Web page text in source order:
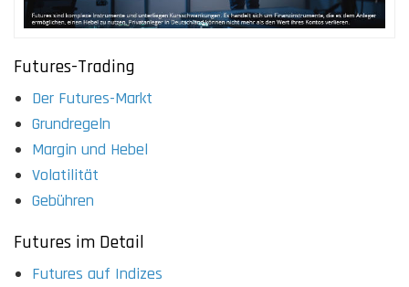
Futures-Trading
Der Futures-Markt
Grundregeln
Margin und Hebel
Volatilität
Gebühren
Futures im Detail
Futures auf Indizes